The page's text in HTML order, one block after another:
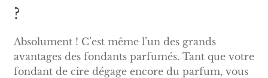
?
Absolument ! C’est même l’un des grands
avantages des fondants parfumés. Tant que votre
fondant de cire dégage encore du parfum, vous